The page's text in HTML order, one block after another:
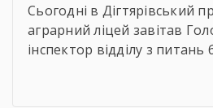
Сьогодні в Дігтярівський
аграрний ліцей завітав
інспектор відділу з питань
Чернігівській області